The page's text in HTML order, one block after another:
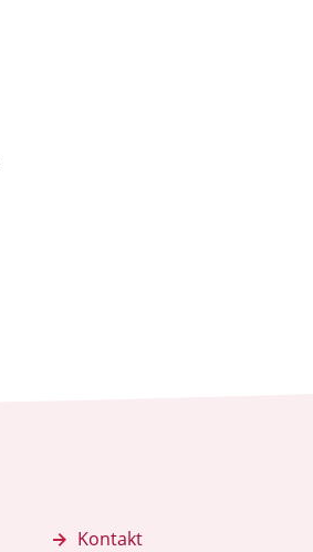
Kontakt